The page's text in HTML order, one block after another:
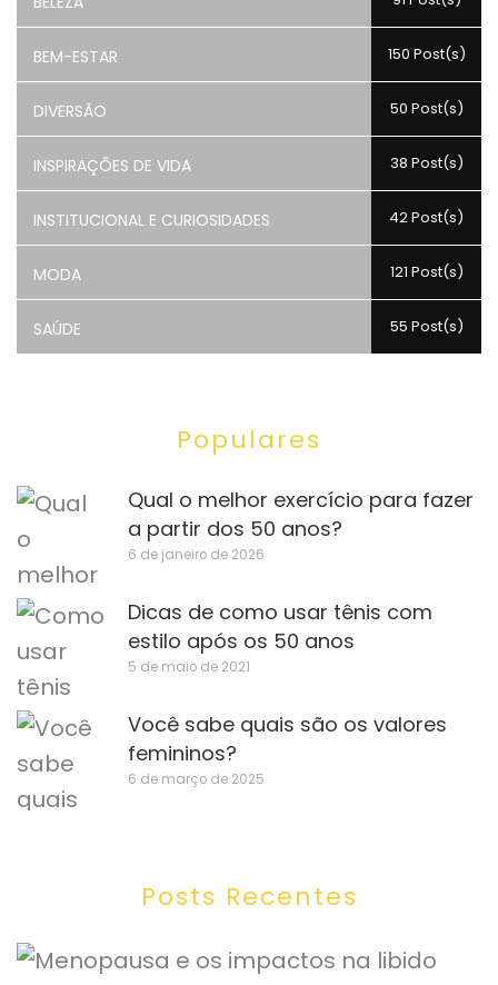
BEM-ESTAR 150 Post(s)
DIVERSÃO 50 Post(s)
INSPIRAÇÕES DE VIDA 38 Post(s)
INSTITUCIONAL E CURIOSIDADES 42 Post(s)
MODA 121 Post(s)
SAÚDE 55 Post(s)
Populares
Qual o melhor exercício para fazer
a partir dos 50 anos?
6 de janeiro de 2026
Dicas de como usar tênis com
estilo após os 50 anos
5 de maio de 2021
Você sabe quais são os valores
femininos?
6 de março de 2025
Posts Recentes